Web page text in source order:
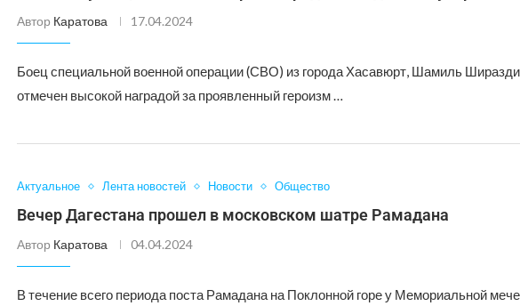
Автор Каратова 17.04.2024
Боец специальной военной операции (СВО) из города Хасавюрт, Шамиль
отмечен высокой наградой за проявленный героизм …
Актуальное Лента новостей Новости Общество
Вечер Дагестана прошел в московском шатре Рамадана
Автор Каратова 04.04.2024
В течение всего периода поста Рамадана на Поклонной горе у Мемориальной